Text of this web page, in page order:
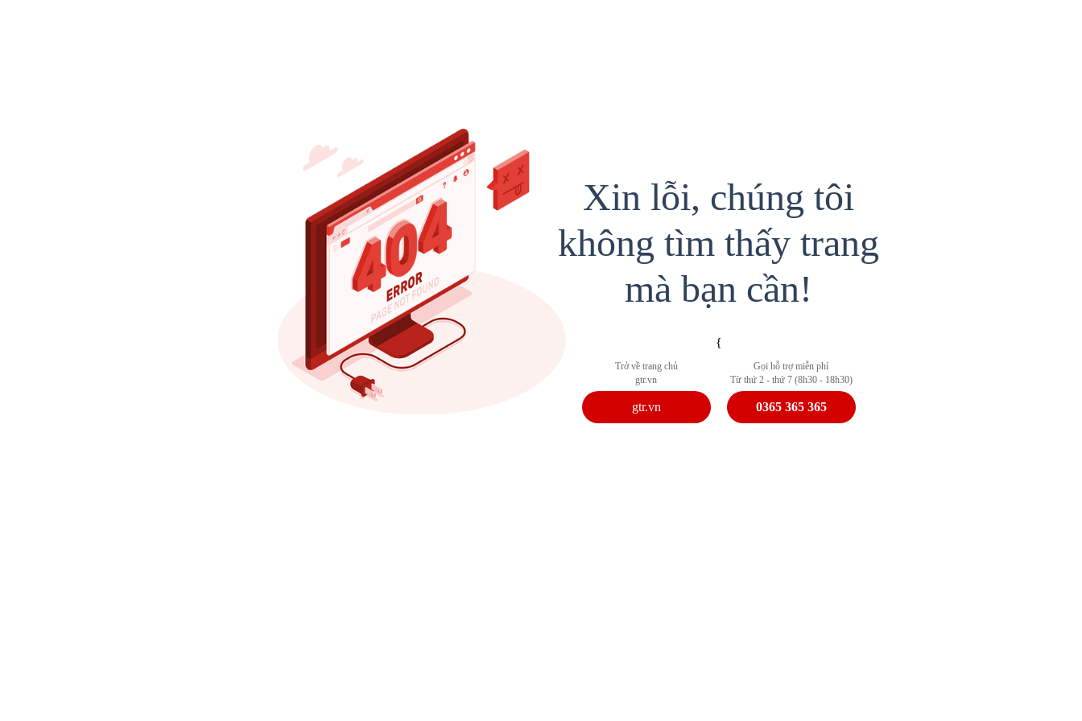
Xin lỗi, chúng tôi
không tìm thấy trang
mà bạn cần!
{
Trở về trang chủ
gtr.vn
gtr.vn
Gọi hỗ trợ miễn phí
Từ thứ 2 - thứ 7 (8h30 - 18h30)
0365 365 365